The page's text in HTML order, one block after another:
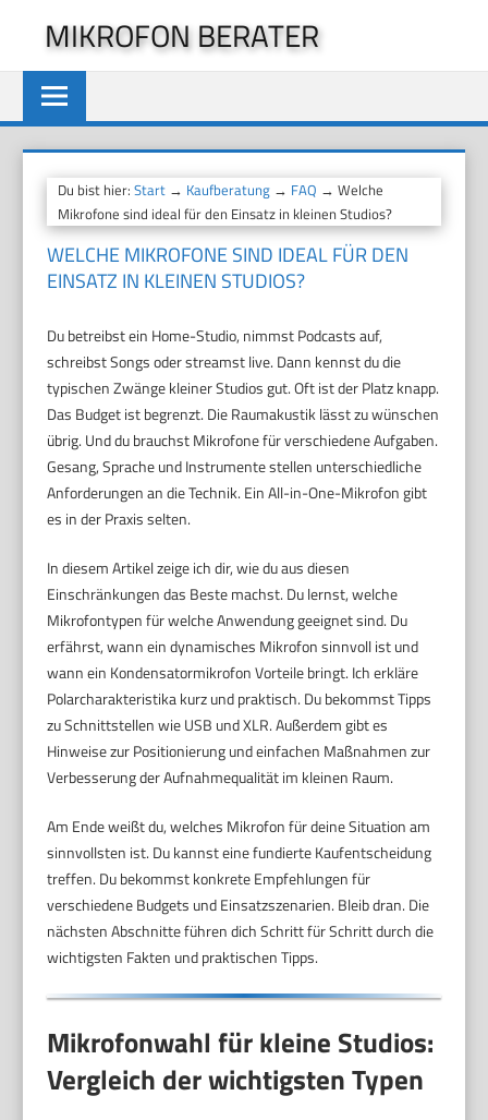
springen
MIKROFON BERATER
Du bist hier:Start → Kaufberatung → FAQ → Welche
Mikrofone sind ideal für den Einsatz in kleinen Studios?
WELCHE MIKROFONE SIND IDEAL FÜR DEN
EINSATZ IN KLEINEN STUDIOS?
Du betreibst ein Home-Studio, nimmst Podcasts auf,
schreibst Songs oder streamst live. Dann kennst du die
typischen Zwänge kleiner Studios gut. Oft ist der Platz knapp.
Das Budget ist begrenzt. Die Raumakustik lässt zu wünschen
übrig. Und du brauchst Mikrofone für verschiedene Aufgaben.
Gesang, Sprache und Instrumente stellen unterschiedliche
Anforderungen an die Technik. Ein All-in-One-Mikrofon gibt
es in der Praxis selten.
In diesem Artikel zeige ich dir, wie du aus diesen
Einschränkungen das Beste machst. Du lernst, welche
Mikrofontypen für welche Anwendung geeignet sind. Du
erfährst, wann ein dynamisches Mikrofon sinnvoll ist und
wann ein Kondensatormikrofon Vorteile bringt. Ich erkläre
Polarcharakteristika kurz und praktisch. Du bekommst Tipps
zu Schnittstellen wie USB und XLR. Außerdem gibt es
Hinweise zur Positionierung und einfachen Maßnahmen zur
Verbesserung der Aufnahmequalität im kleinen Raum.
Am Ende weißt du, welches Mikrofon für deine Situation am
sinnvollsten ist. Du kannst eine fundierte Kaufentscheidung
treffen. Du bekommst konkrete Empfehlungen für
verschiedene Budgets und Einsatzszenarien. Bleib dran. Die
nächsten Abschnitte führen dich Schritt für Schritt durch die
wichtigsten Fakten und praktischen Tipps.
Mikrofonwahl für kleine Studios:
Vergleich der wichtigsten Typen